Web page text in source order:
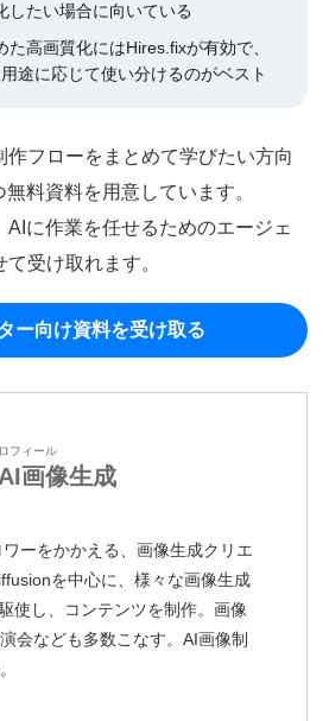
したい場合に向いている
た高画質化にはHires.fixが有効で、
途に応じて使い分けるのがベスト
作フローをまとめて学びたい方向
料資料を用意しています。
に作業を任せるためのエージェ
受け取れます。
ー向け資料を受け取る
フィール
画像生成
ーをかかえる、画像生成クリエ
を中心に、様々な画像生成
使し、コンテンツを制作。画像
会なども多数こなす。AI画像制